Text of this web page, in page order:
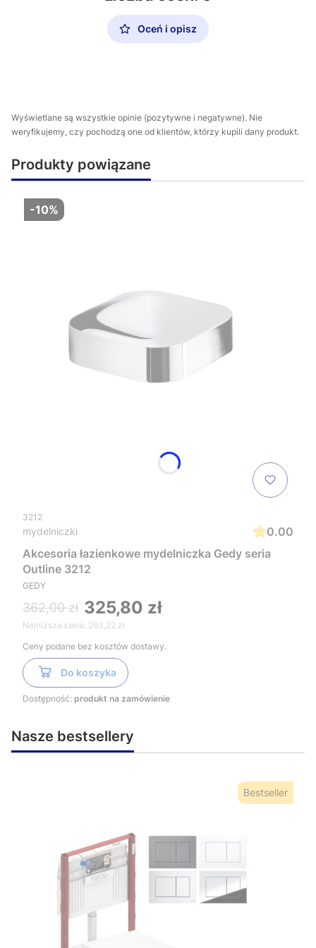
Oceń i opisz
Wyświetlane są wszystkie opinie (pozytywne i negatywne). Nie
weryfikujemy, czy pochodzą one od klientów, którzy kupili dany produkt.
Produkty powiązane
-10%
3212
mydelniczki
0.00
Akcesoria łazienkowe mydelniczka Gedy seria
Outline 3212
GEDY
362,00 zł 325,80 zł
Najniższa cena: 293,22 zł
Ceny podane bez kosztów dostawy.
Do koszyka
Dostępność: produkt na zamówienie
Nasze bestsellery
Bestseller